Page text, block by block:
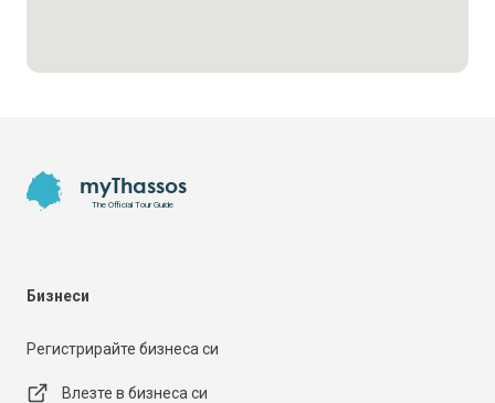
myThassos
The Official Tour Guide
Бизнеси
Регистрирайте бизнеса си
Влезте в бизнеса си